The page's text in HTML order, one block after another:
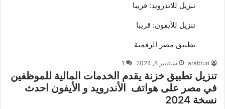
تنزيل للاندرويد: قريبا
تنزيل للآيفون: قريبا
تطبيق مصر الرقمية
arabfun سبتمبر 8, 2024 1
تنزيل تطبيق خزنة يقدم الخدمات المالية للموظفين
في مصر على هواتف الأندرويد و الأيفون احدث
نسخة 2024